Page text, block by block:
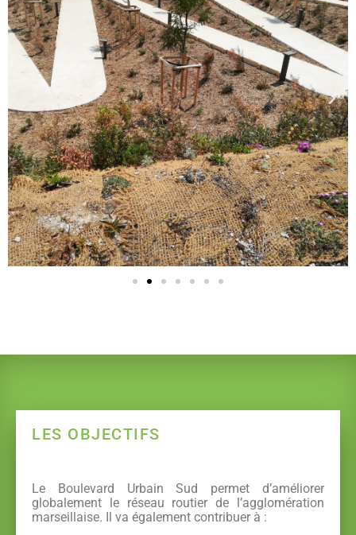
LES OBJECTIFS
Le Boulevard Urbain Sud permet d’améliorer
globalement le réseau routier de l’agglomération
marseillaise. Il va également contribuer à :